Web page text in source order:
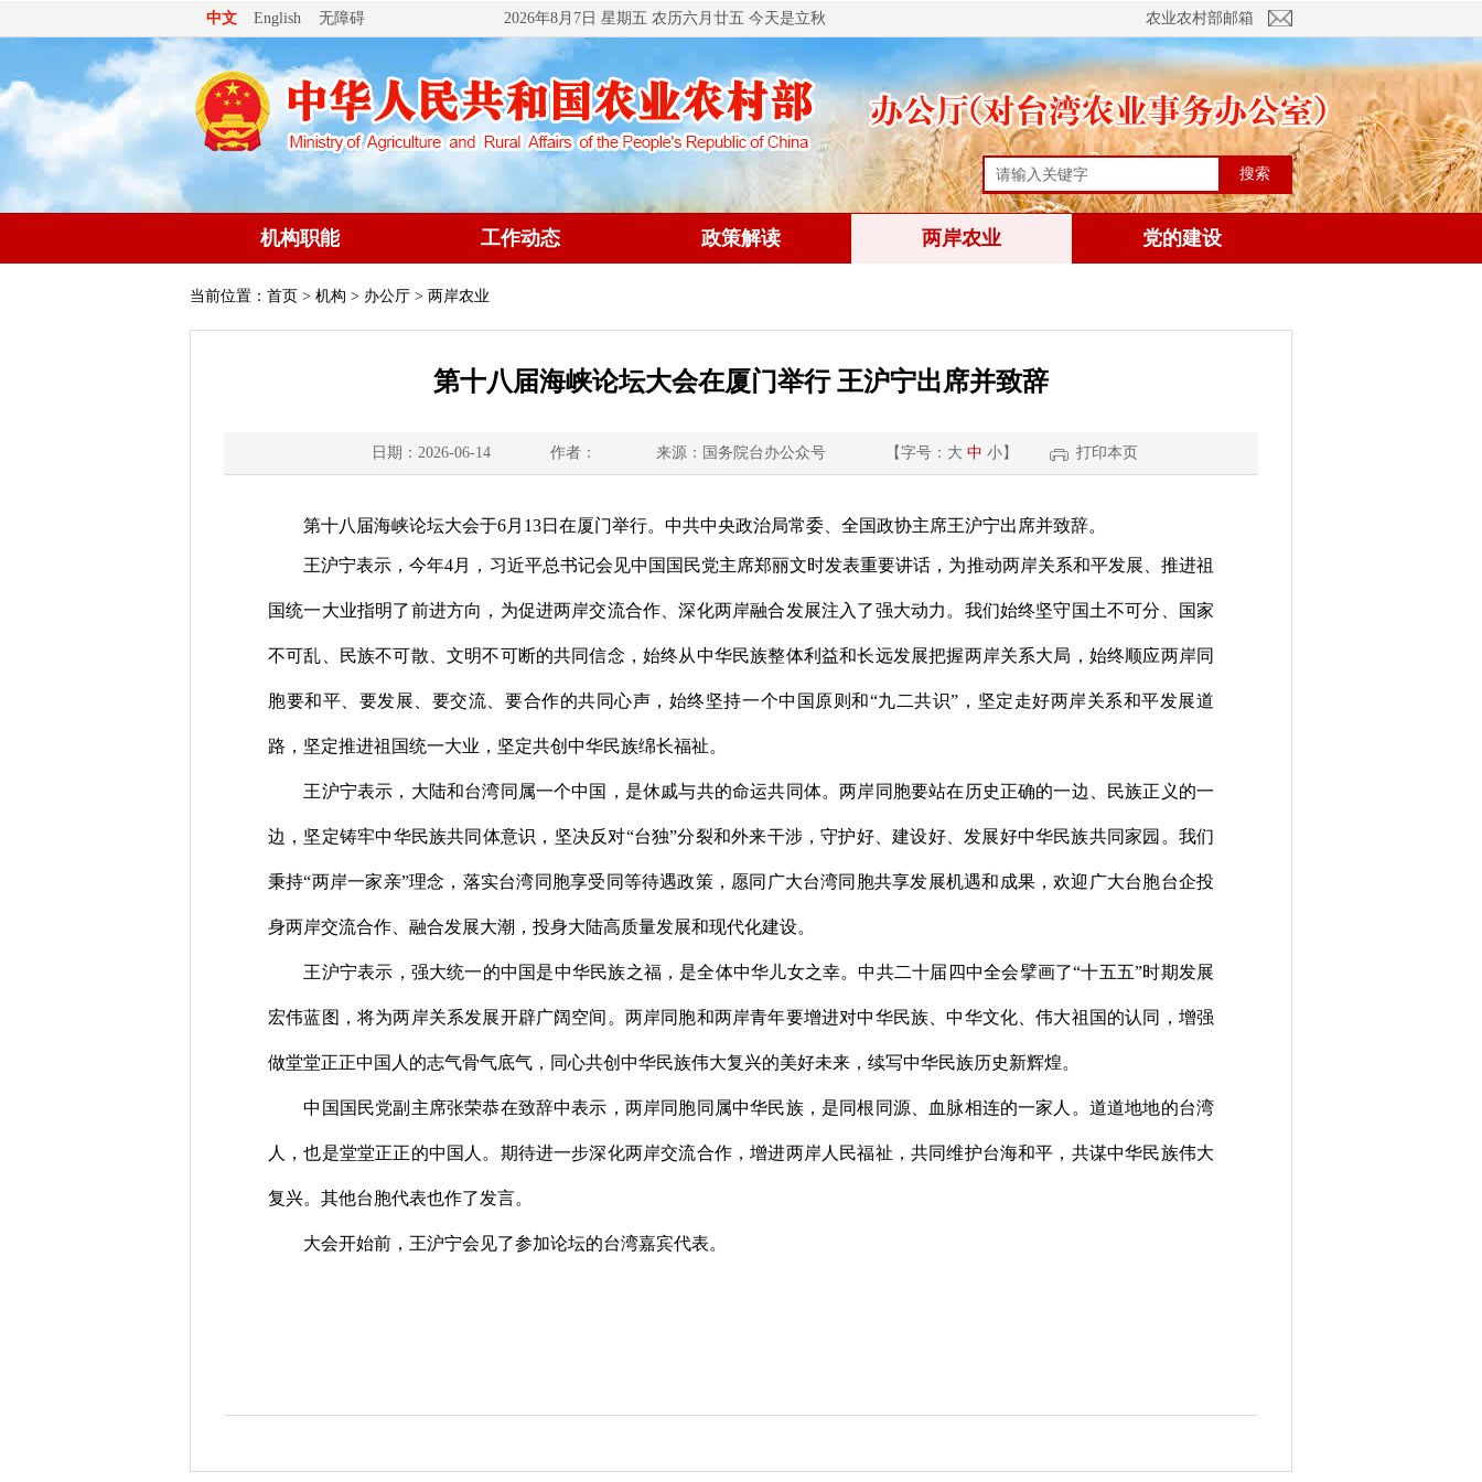
中文 English 无障碍 2026年8月7日 星期五 农历六月廿五 今天是立秋 农业农村部邮箱
搜索
机构职能 工作动态 政策解读 两岸农业 党的建设
当前位置： 首页 > 机构 > 办公厅 > 两岸农业
第十八届海峡论坛大会在厦门举行 王沪宁出席并致辞
日期：2026-06-14 作者： 来源：国务院台办公众号 【字号： 大 中 小】 打印本页
第十八届海峡论坛大会于6月 13日在厦门举行。中共中央政治局常委、全国政协主席王沪宁出席并致辞。
王沪宁表示，今年4月，习近平总书记会见中国国民党主席郑丽文时发表重要讲话，为推动两岸关系和平发展、推进祖
国统一大业指明了前进方向，为促进两岸交流合作、深化两岸融合发展注入了强大动力。我们始终坚守国土不可分、国家
不可乱、民族不可散、文明不可断的共同信念，始终从中华民族整体利益和长远发展把握两岸关系大局，始终顺应两岸同
胞要和平、要发展、要交流、要合作的共同心声，始终坚持一个中国原则和“九二共识”，坚定走好两岸关系和平发展道
路，坚定推进祖国统一大业，坚定共创中华民族绵长福祉。
王沪宁表示，大陆和台湾同属一个中国，是休戚与共的命运共同体。两岸同胞要站在历史正确的一边、民族正义的一
边，坚定铸牢中华民族共同体意识，坚决反对“台独”分裂和外来干涉，守护好、建设好、发展好中华民族共同家园。我们
秉持“两岸一家亲”理念，落实台湾同胞享受同等待遇政策，愿同广大台湾同胞共享发展机遇和成果，欢迎广大台胞台企投
身两岸交流合作、融合发展大潮，投身大陆高质量发展和现代化建设。
王沪宁表示，强大统一的中国是中华民族之福，是全体中华儿女之幸。中共二十届四中全会擘画了“十五五”时期发展
宏伟蓝图，将为两岸关系发展开辟广阔空间。两岸同胞和两岸青年要增进对中华民族、中华文化、伟大祖国的认同，增强
做堂堂正正中国人的志气骨气底气，同心共创中华民族伟大复兴的美好未来，续写中华民族历史新辉煌。
中国国民党副主席张荣恭在致辞中表示，两岸同胞同属中华民族，是同根同源、血脉相连的一家人。道道地地的台湾
人，也是堂堂正正的中国人。期待进一步深化两岸交流合作，增进两岸人民福祉，共同维护台海和平，共谋中华民族伟大
复兴。其他台胞代表也作了发言。
大会开始前，王沪宁会见了参加论坛的台湾嘉宾代表。